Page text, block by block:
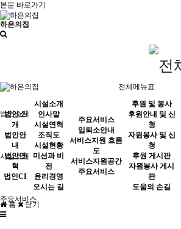
본문 바로가기
하은의집
법인소개
시설소개
주요서비스
전체메뉴표
법인소
개
법인안
내
법인연
혁
법인CI
시설소개
인사말
시설연혁
조직도
시설현황
미션과 비
전
윤리경영
오시는 길
주요서비스
입퇴소안내
서비스지원 흐름
도
서비스지원공간
주요서비스
후원 및 봉사
후원안내 및 신
청
자원봉사 및 신
청
후원 게시판
자원봉사 게시
판
도움의 손길
홈 닫기